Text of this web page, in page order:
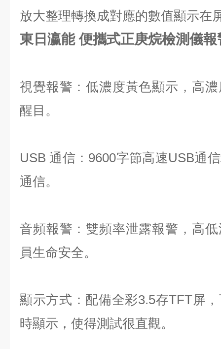
放大整理轉換成對應的數值顯示在
東日瀛能 便攜式正庚烷檢測儀
視覺報警：低濃度黃色顯示，高
醒目。
USB 通信：9600字節高速USB通
通信。
音頻報警：雙頻率泄露報警，高
員生命安全。
顯示方式：配備全彩3.5存TFT屏
時顯示，使得測試很直觀。